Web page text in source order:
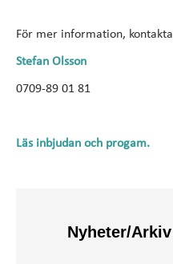
För mer information, kontakta
Stefan Olsson
0709-89 01 81
Läs inbjudan och progam.
Nyheter/Arkiv